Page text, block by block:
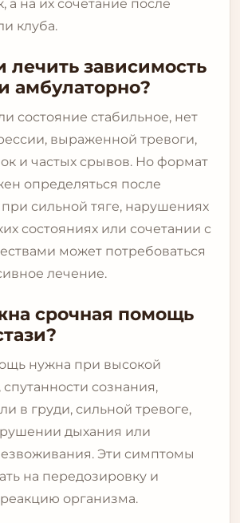
а на их сочетание после
клуба.
зависимость
амбулаторно?
состояние стабильное, нет
выраженной тревоги,
и частых срывов. Но формат
определяться после
при сильной тяге, нарушениях
состояниях или сочетании с
может потребоваться
лечение.
срочная помощь
нужна при высокой
сознания,
в груди, сильной тревоге,
дыхания или
Эти симптомы
на передозировку и
организма.